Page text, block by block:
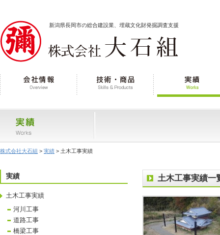
新潟県長岡市の総合建設業、埋蔵文化財発掘調査支援
株式会社大石組 > 実績 > 土木工事実績
土木工事実績一
実績
土木工事実績
河川工事
道路工事
橋梁工事